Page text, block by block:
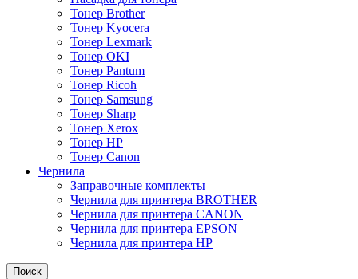
Тонер Brother
Тонер Kyocera
Тонер Lexmark
Тонер OKI
Тонер Pantum
Тонер Ricoh
Тонер Samsung
Тонер Sharp
Тонер Xerox
Тонер НР
Тонер Саnon
Чернила
Заправочные комплекты
Чернила для принтера BROTHER
Чернила для принтера CANON
Чернила для принтера EPSON
Чернила для принтера HP
Поиск